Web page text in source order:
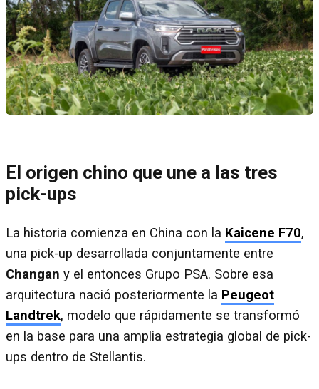
El origen chino que une a las tres
pick-ups
La historia comienza en China con la Kaicene F70,
una pick-up desarrollada conjuntamente entre
Changan y el entonces Grupo PSA. Sobre esa
arquitectura nació posteriormente la Peugeot
Landtrek, modelo que rápidamente se transformó
en la base para una amplia estrategia global de pick-
ups dentro de Stellantis.